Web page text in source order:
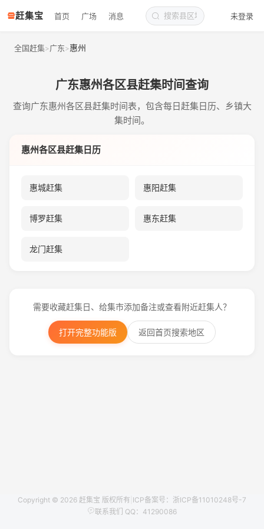
赶集宝 首页 广场 消息 未登录
全国赶集>广东>惠州
广东惠州各区县赶集时间查询
查询广东惠州各区县赶集时间表，包含每日赶集日历、乡镇大
集时间。
惠州各区县赶集日历
惠城赶集 惠阳赶集
博罗赶集 惠东赶集
龙门赶集
需要收藏赶集日、给集市添加备注或查看附近赶集人？
打开完整功能版 返回首页搜索地区
Copyright © 2026 赶集宝 版权所有 ICP备案号：浙ICP备11010248号-7
联系我们 QQ：41290086